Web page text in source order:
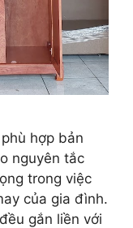
hợp bản
nguyên tắc
trong việc
của gia đình.
gắn liền với